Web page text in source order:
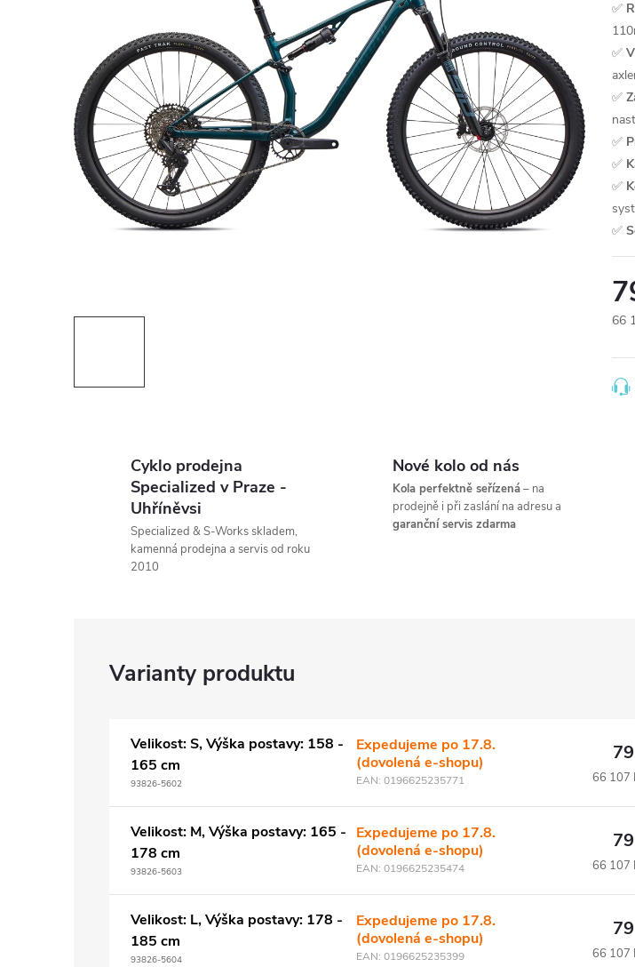
✅
✅
✅
✅
✅
✅
✅
66
Cyklo prodejna
Specialized v Praze -
Uhříněvsi
Specialized & S-Works skladem,
kamenná prodejna a servis od roku
2010
Nové kolo od nás
Kola perfektně seřízená– na
prodejně i při zaslání na adresu a
garanční servis zdarma
Velikost: S, Výška postavy: 158 -
165 cm
93826-5602
Expedujeme po 17.8.
(dovolená e-shopu)
EAN: 0196625235771 66 107
Velikost: M, Výška postavy: 165 -
178 cm
93826-5603
Expedujeme po 17.8.
(dovolená e-shopu)
EAN: 0196625235474 66 107
Velikost: L, Výška postavy: 178 -
185 cm
93826-5604
Expedujeme po 17.8.
(dovolená e-shopu)
EAN: 0196625235399 66 107